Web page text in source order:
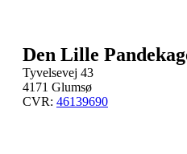
Den Lille
Tyvelsevej 43
4171 Glumsø
CVR: 46139690